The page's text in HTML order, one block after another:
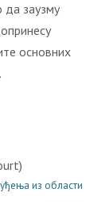
да заузму
основних
из области